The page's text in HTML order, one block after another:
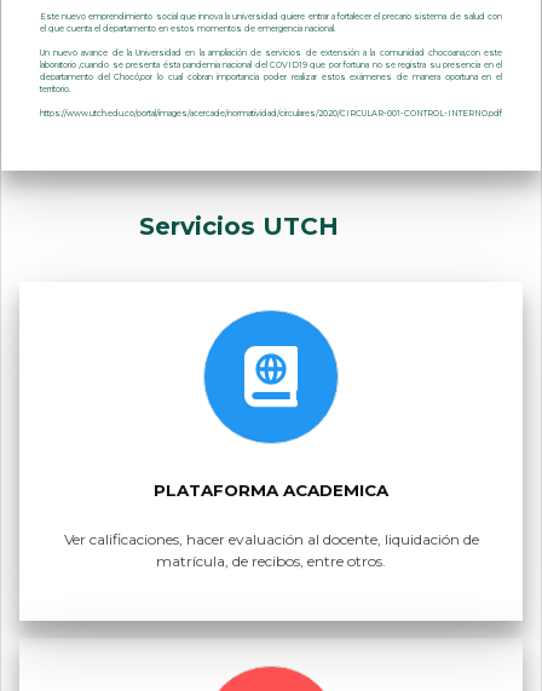
Este nuevo emprendimiento social que innova la universidad quiere entrar a fortalecer el precario sistema de salud con
el que cuenta el departamento en estos momentos de emergencia nacional.
Un nuevo avance de la Universidad en la ampliación de servicios de extensión a la comunidad chocoana,con este
laboratorio ,cuando se presenta ésta pandemia nacional del COVID19 que por fortuna no se registra su presencia en el
departamento del Chocó,por lo cual cobran importancia poder realizar estos exámenes de manera oportuna en el
territorio.
https://www.utch.edu.co/portal/images/acercade/normatividad/circulares/2020/CIRCULAR-001-CONTROL-INTERNO.pdf
Servicios UTCH
PLATAFORMA ACADEMICA
Ver calificaciones, hacer evaluación al docente, liquidación de
matrícula, de recibos, entre otros.